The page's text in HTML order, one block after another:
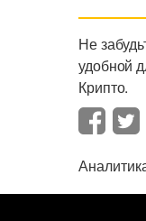
Не
удобной
Крипто.